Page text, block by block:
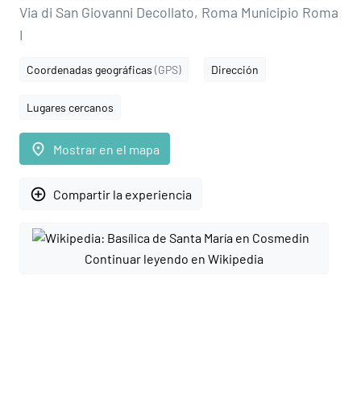
Via di San Giovanni Decollato, Roma Municipio Roma
I
Coordenadas geográficas (GPS) Dirección
Lugares cercanos
place Mostrar en el mapa
add_circle_outline Compartir la experiencia
Continuar leyendo en Wikipedia